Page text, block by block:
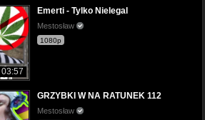
03:57
Emerti - Tylko Nielegal
Mestosław
1080p
GRZYBKI W NA RATUNEK 112
Mestosław